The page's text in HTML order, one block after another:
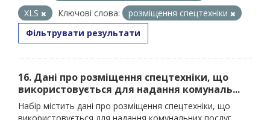
XLS
Ключові слова:
розміщення спецтехніки
Фільтрувати результати
16. Дані про розміщення спецтехніки, що
використовується для надання комуналь...
Набір містить дані про розміщення спецтехніки, що